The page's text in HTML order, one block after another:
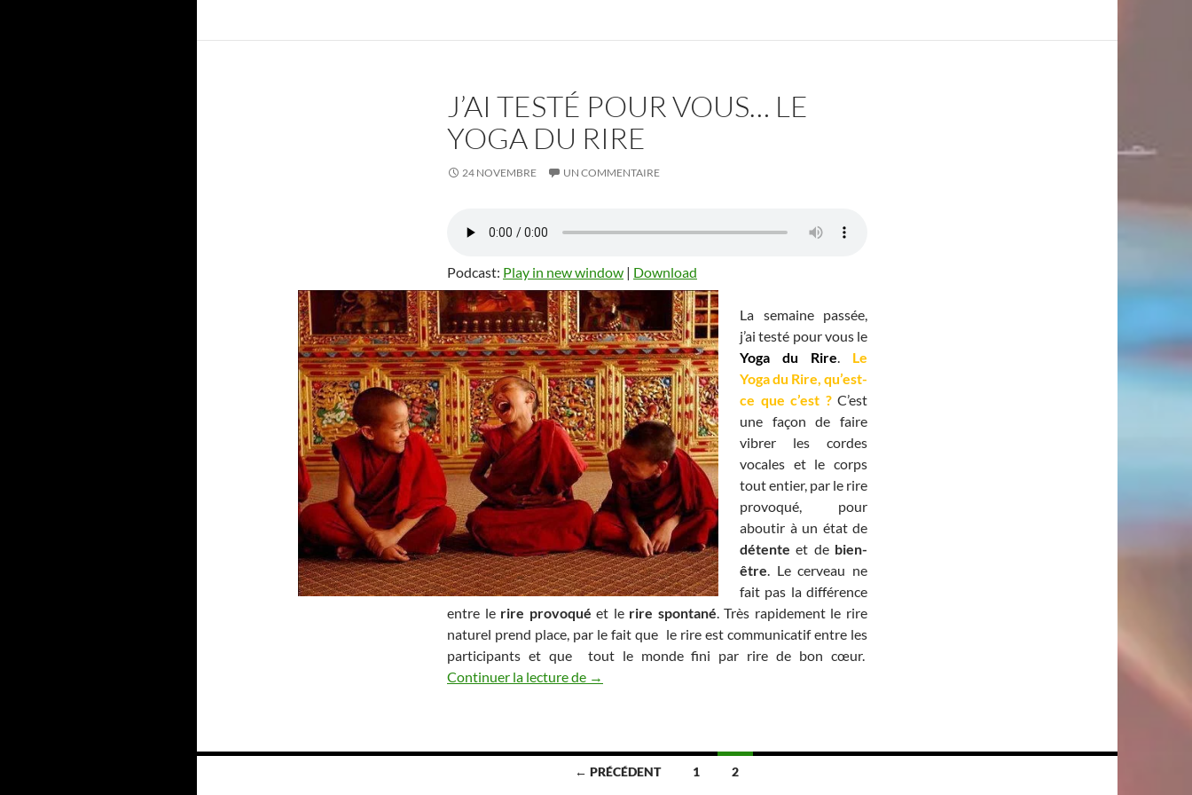
J’AI TESTÉ POUR VOUS… LE
YOGA DU RIRE
24 NOVEMBRE UN COMMENTAIRE
Podcast: Play in new window | Download
La semaine passée,
j’ai testé pour vous le
Yoga du Rire. Le
Yoga du Rire, qu’est-
ce que c’est ?C’est
une façon de faire
vibrer les cordes
vocales et le corps
tout entier, par le rire
provoqué, pour
aboutir à un état de
détente et de bien-
être. Le cerveau ne
fait pas la différence
entre lerire provoqué et le rire spontané. Très rapidement le rire
naturel prend place, par le fait que le rire est communicatif entre les
participants et que tout le monde fini par rire de bon cœur.
Continuer la lecture de J’ai testé pour vous… le Yoga du Rire
→
← PRÉCÉDENT 1 2